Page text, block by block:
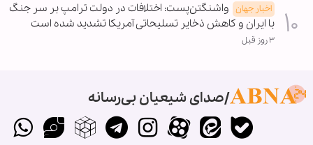
اخبار جهان واشنگتن‌پست: اختلافات در دولت ترامپ بر سر جنگ
با ایران و کاهش ذخایر تسلیحاتی آمریکا تشدید شده است
۳ روز قبل
صدای شیعیان بی‌رسانه